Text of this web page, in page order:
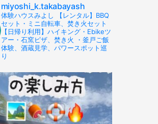
miyoshi_k.takabayash
体験ハウスみよし 【レンタル】BBQ
セット・ミニ自転車、焚き火セット
【日帰り利用】ハイキング・Ebikeツ
アー・石窯ピザ、焚き火 ・釜戸ご飯
体験、酒蔵見学、パワースポット巡
り